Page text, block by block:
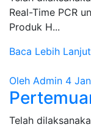
Real-Time PCR
Produk H...
Baca Lebih Lanjut
Oleh Admin 4
Telah